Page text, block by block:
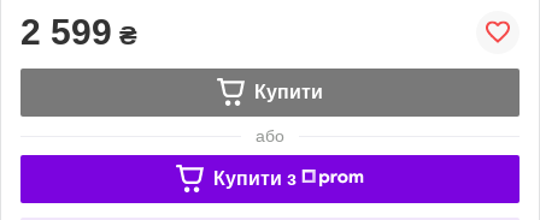
2 599 ₴
Купити
або
Купити з